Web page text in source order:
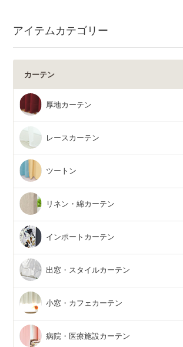
アイテムカテゴリー
カーテン
厚地カーテン
レースカーテン
ツートン
リネン・綿カーテン
インポートカーテン
出窓・スタイルカーテン
小窓・カフェカーテン
病院・医療施設カーテン